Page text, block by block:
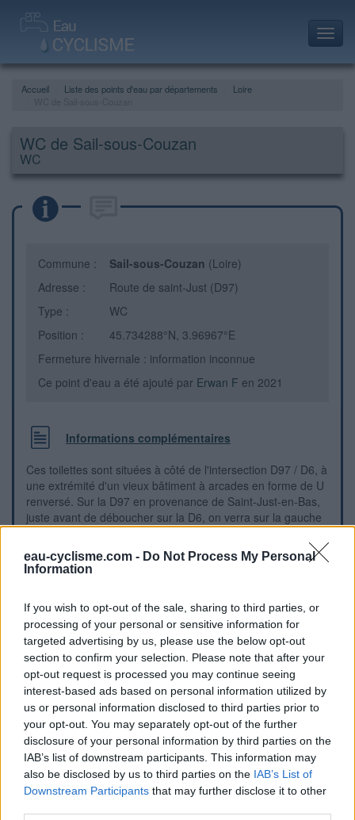
eau-cyclisme.com - Do Not Process My Personal
Information
If you wish to opt-out of the sale, sharing to third parties, or
processing of your personal or sensitive information for
targeted advertising by us, please use the below opt-out
section to confirm your selection. Please note that after your
opt-out request is processed you may continue seeing
interest-based ads based on personal information utilized by
us or personal information disclosed to third parties prior to
your opt-out. You may separately opt-out of the further
disclosure of your personal information by third parties on the
IAB’s list of downstream participants. This information may
also be disclosed by us to third parties on the IAB’s List of
Downstream Participants that may further disclose it to other
Accueil Liste des points d'eau par départements
Loire
WC de Sail-sous-Couzan
WC
Commune : Sail-sous-Couzan (Loire)
Adresse :
Route de saint-Just (D97)
Type :
WC
Position :
45.734288°N, 3.96967°E
Fermeture hivernale : information inconnue
Ce point d'eau a été ajouté par Erwan F en 2021
Informations complémentaires
Ces toilettes sont situées à côté de l'intersection D97 / D6, à
une extrémité d'un vieux bâtiment à arcades en forme de U
renversé. Sur la D97 en provenance de Saint-Just-en-Bas,
juste avant de déboucher sur la D6, on verra sur la gauche
porte de l'aile droite face à la cour donne dans des toilettes
récemment refaites à neuf. N.B.: L'eau de la fontaine de
Repères visuels